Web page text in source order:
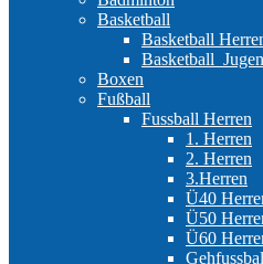
Basketball
Basketball
Boxen
Fußball
Fussball Herren
1. Herren
2. Herren
3.Herren
Ü40
Ü50
Ü60